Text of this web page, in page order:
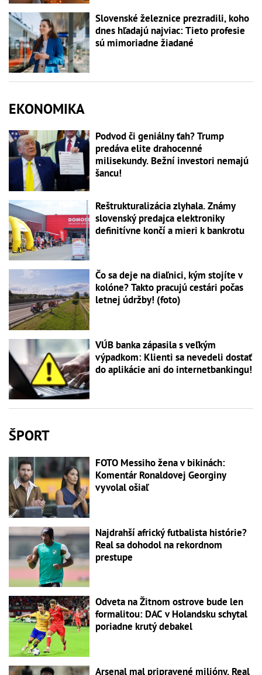
Slovenské železnice prezradili, koho
dnes hľadajú najviac: Tieto profesie
sú mimoriadne žiadané
EKONOMIKA
Podvod či geniálny ťah? Trump
predáva elite drahocenné
milisekundy. Bežní investori nemajú
šancu!
Reštrukturalizácia zlyhala. Známy
slovenský predajca elektroniky
definitívne končí a mieri k bankrotu
Čo sa deje na diaľnici, kým stojíte v
kolóne? Takto pracujú cestári počas
letnej údržby! (foto)
VÚB banka zápasila s veľkým
výpadkom: Klienti sa nevedeli dostať
do aplikácie ani do internetbankingu!
ŠPORT
FOTO Messiho žena v bikinách:
Komentár Ronaldovej Georginy
vyvolal ošiaľ
Najdrahší africký futbalista histórie?
Real sa dohodol na rekordnom
prestupe
Odveta na Žitnom ostrove bude len
formalitou: DAC v Holandsku schytal
poriadne krutý debakel
Arsenal mal pripravené milióny, Real